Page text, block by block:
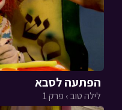
הפתעה לסבא
לילה טוב › פרק 1